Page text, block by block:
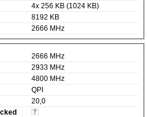
4x 256 KB (1024 KB)
8192 KB
2666 MHz
2666 MHz
2933 MHz
4800 MHz
QPI
20,0